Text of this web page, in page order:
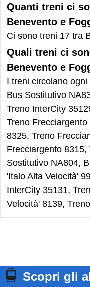
Quanti treni ci
Benevento e
Ci sono treni 17 tra
Quali treni ci
Benevento e
I treni circolano
Bus Sostitutivo
Treno InterCity
Treno
8325, Treno
Frecciargento
Sostitutivo NA804,
'Italo Alta Velocità'
InterCity 35131,
Velocità' 8139,
Scopri gli